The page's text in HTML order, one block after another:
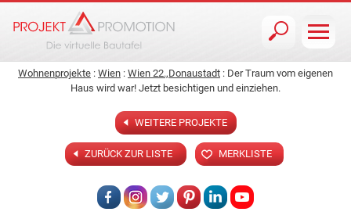
Wohnenprojekte : Wien : Wien 22.,Donaustadt : Der Traum vom eigenen
Haus wird war! Jetzt besichtigen und einziehen.
WEITERE PROJEKTE
ZURÜCK ZUR LISTE MERKLISTE